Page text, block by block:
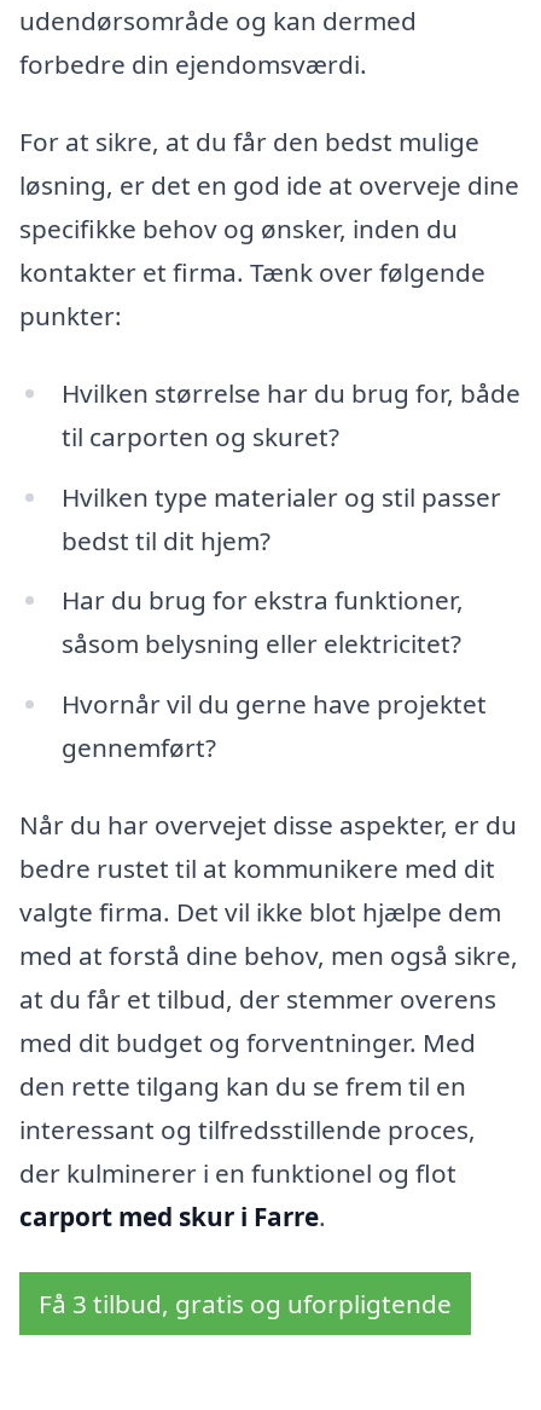
udendørsområde og kan dermed
forbedre din ejendomsværdi.
For at sikre, at du får den bedst mulige
løsning, er det en god ide at overveje dine
specifikke behov og ønsker, inden du
kontakter et firma. Tænk over følgende
punkter:
Hvilken størrelse har du brug for, både
til carporten og skuret?
Hvilken type materialer og stil passer
bedst til dit hjem?
Har du brug for ekstra funktioner,
såsom belysning eller elektricitet?
Hvornår vil du gerne have projektet
gennemført?
Når du har overvejet disse aspekter, er du
bedre rustet til at kommunikere med dit
valgte firma. Det vil ikke blot hjælpe dem
med at forstå dine behov, men også sikre,
at du får et tilbud, der stemmer overens
med dit budget og forventninger. Med
den rette tilgang kan du se frem til en
interessant og tilfredsstillende proces,
der kulminerer i en funktionel og flot
carport med skur i Farre.
Få 3 tilbud, gratis og uforpligtende